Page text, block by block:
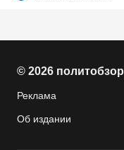
© 2026 политобзор
Реклама
Об издании